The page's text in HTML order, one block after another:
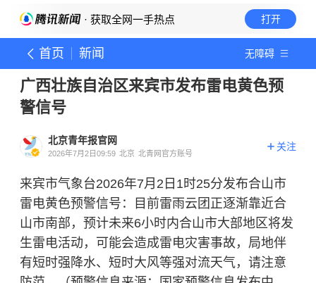
· 获取全网一手热点 打开
首页 新闻 无障碍
广西壮族自治区来宾市发布雷电黄色预
警信号
北京青年报官网
2026年7月2日09:59 北京 北青网官方账号
关注
来宾市气象台2026年7月2日1时25分发布合山市
雷电黄色预警信号：目前雷雨云团正逐渐靠近合
山市南部，预计未来6小时内合山市大部地区将发
生雷电活动，可能会造成雷电灾害事故，局地伴
有短时强降水、短时大风等强对流天气，请注意